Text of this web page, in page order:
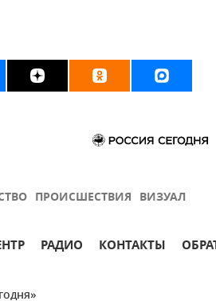
ПРОИСШЕСТВИЯ ВИЗУАЛ
РАДИО КОНТАКТЫ